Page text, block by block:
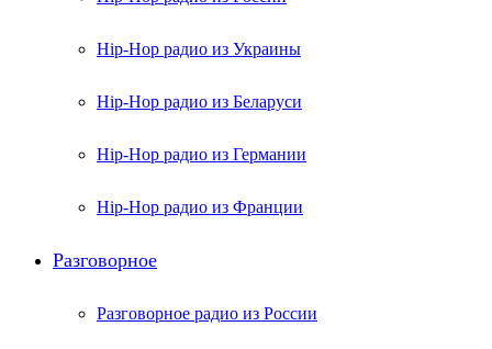
Hip-Hop радио из Украины
Hip-Hop радио из Беларуси
Hip-Hop радио из Германии
Hip-Hop радио из Франции
Разговорное
Разговорное радио из России